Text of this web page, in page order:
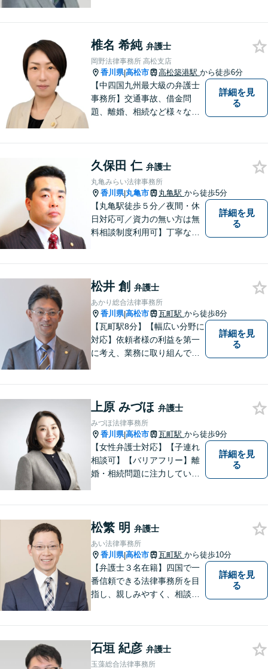
に取り組んでいます。相談・
依頼しやすい環境づくりを徹
底しています！【ZOOM面談
対応可】
椎名 希純 弁護士
岡野法律事務所 高松支店
香川県|高松市 高松築港駅 から徒歩6分
【中四国九州最大級の弁護士
事務所】交通事故、借金問
題、離婚、相続など様々な問
い！
詳細を見
る
久保田 仁 弁護士
丸亀みらい法律事務所
香川県|丸亀市 丸亀駅 から徒歩5分
【丸亀駅徒歩５分／夜間・休
日対応可／資力の無い方は無
料相談制度利用可】丁寧な対
詳細を見
る
松井 創 弁護士
あかり総合法律事務所
香川県|高松市 瓦町駅 から徒歩8分
【瓦町駅8分】【幅広い分野に
対応】依頼者様の利益を第一
に考え、業務に取り組んでお
事件・交通事故・不動産問題
など幅広く対応。即日対応も
可能。まずはお気軽にご相談
ください。
詳細を見
る
上原 みづほ 弁護士
みづほ法律事務所
香川県|高松市 瓦町駅 から徒歩9分
【女性弁護士対応】【子連れ
相談可】【バリアフリー】離
婚・相続問題に注力していま
詳細を見
る
松繁 明 弁護士
あい法律事務所
香川県|高松市 瓦町駅 から徒歩10分
【弁護士３名在籍】四国で一
番信頼できる法律事務所を目
指し、親しみやすく、相談し
詳細を見
る
石垣 紀彦 弁護士
玉藻総合法律事務所